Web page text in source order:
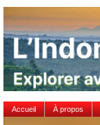
Accueil À propos